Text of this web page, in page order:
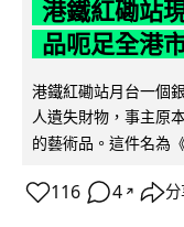
港鐵紅磡站
品呃足全港
港鐵紅磡站月台一個
人遺失財物，事主原
的藝術品。這件名為
116 4 ↗